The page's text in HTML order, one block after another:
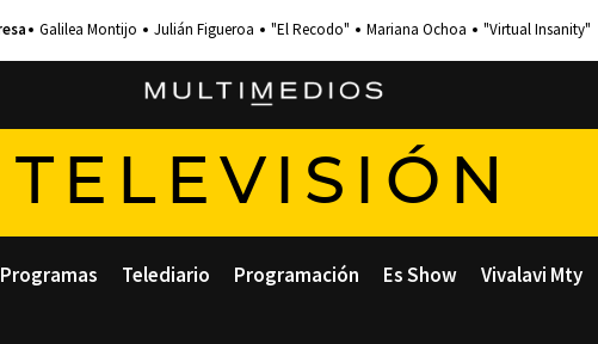
Galilea Montijo Julián Figueroa "El Recodo" Mariana Ochoa "Virtual Insanity"
TELEVISIÓN
Programas Telediario Programación Es Show Vivalavi Mty